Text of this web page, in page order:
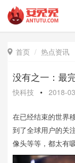
 首页 热点资讯
没有之一：最
快科技 • 2018-
在已经结束的世界
到了全球用户的关
像头等等，都太有